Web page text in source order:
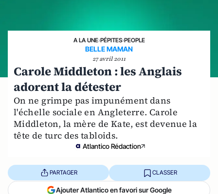
A LA UNE›PÉPITES›PEOPLE
BELLE MAMAN
27 avril 2011
Carole Middleton : les Anglais
adorent la détester
On ne grimpe pas impunément dans
l'échelle sociale en Angleterre. Carole
Middleton, la mère de Kate, est devenue la
tête de turc des tabloids.
Atlantico Rédaction
PARTAGER CLASSER
Ajouter Atlantico en favori sur Google